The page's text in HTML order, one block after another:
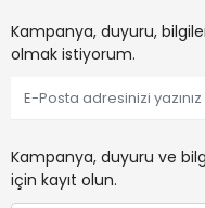
Kampanya, duyuru,
olmak istiyorum.
Kampanya, duyuru ve
için kayıt olun.